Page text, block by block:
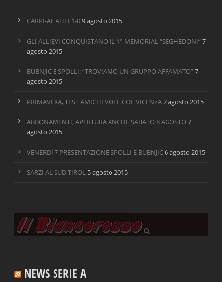
CARPI-AL AHLI 1-09 agosto 2015
GLI ALLIEVI CONQUISTANO IL 1° MEMORIAL “SEGHEDONI” 7
agosto 2015
BUBNJIC E SPOLLI: “TROVIAMO UN GRUPPO AFFAMATO” 7
agosto 2015
PRIMAVERA, TEST AMICHEVOLE COL VICENZA7 agosto 2015
ABBONAMENTI, APERTURA ANCHE SABATO 8 AGOSTO7
agosto 2015
VENERDÌ 7 PRESENTAZIONE SPOLLI E BUBNJIC6 agosto 2015
SARZI AL SUD TIROL 5 agosto 2015
NEWS SERIE A